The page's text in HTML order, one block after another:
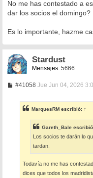
n
a
e
No me has contestado a
dar los socios el domingo?
Es lo importante, hazme
Stardust
Mensajes: 5666
#41058M
a
j
e
Jue Jun 04, 2026
MarquesRM escribió: ↑
Gareth_Bale
Los socios te darán lo
tardan.
Todavía no me has
dices que todos los